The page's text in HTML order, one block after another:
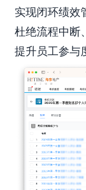
实现闭环绩效
杜绝流程中断
提升员工参与